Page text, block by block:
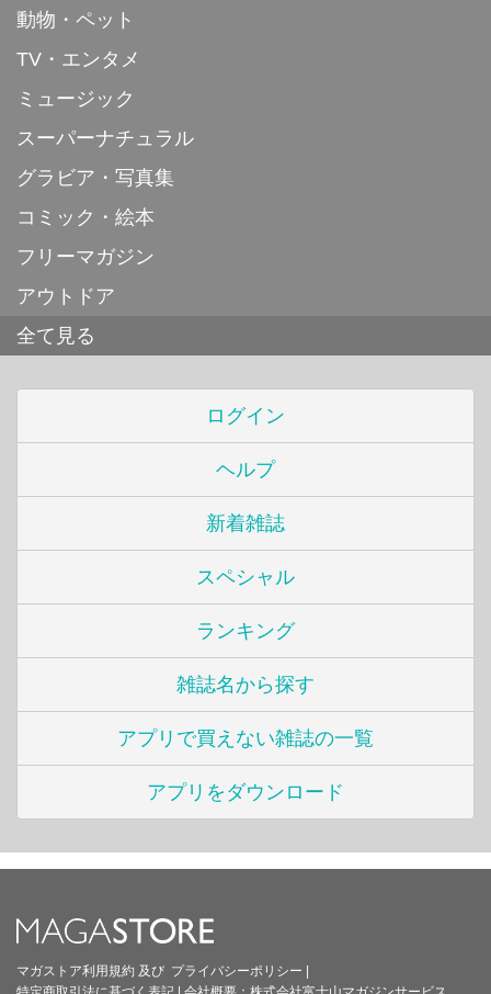
動物・ペット
TV・エンタメ
ミュージック
スーパーナチュラル
グラビア・写真集
コミック・絵本
フリーマガジン
アウトドア
全て見る
ログイン
ヘルプ
新着雑誌
スペシャル
ランキング
雑誌名から探す
アプリで買えない雑誌の一覧
アプリをダウンロード
マガストア利用規約 及び プライバシーポリシー |